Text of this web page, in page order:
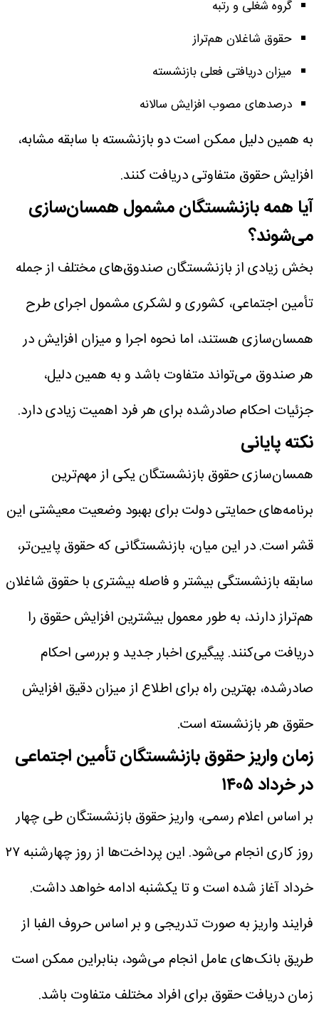
گروه شغلی و رتبه
حقوق شاغلان هم‌تراز
میزان دریافتی فعلی بازنشسته
درصدهای مصوب افزایش سالانه
به همین دلیل ممکن است دو بازنشسته با سابقه مشابه،
افزایش حقوق متفاوتی دریافت کنند.
آیا همه بازنشستگان مشمول همسان‌سازی
می‌شوند؟
بخش زیادی از بازنشستگان صندوق‌های مختلف از جمله
تأمین اجتماعی، کشوری و لشکری مشمول اجرای طرح
همسان‌سازی هستند، اما نحوه اجرا و میزان افزایش در
هر صندوق می‌تواند متفاوت باشد و به همین دلیل،
جزئیات احکام صادرشده برای هر فرد اهمیت زیادی دارد.
نکته پایانی
همسان‌سازی حقوق بازنشستگان یکی از مهم‌ترین
برنامه‌های حمایتی دولت برای بهبود وضعیت معیشتی این
قشر است. در این میان، بازنشستگانی که حقوق پایین‌تر،
سابقه بازنشستگی بیشتر و فاصله بیشتری با حقوق شاغلان
هم‌تراز دارند، به طور معمول بیشترین افزایش حقوق را
دریافت می‌کنند. پیگیری اخبار جدید و بررسی احکام
صادرشده، بهترین راه برای اطلاع از میزان دقیق افزایش
حقوق هر بازنشسته است.
زمان واریز حقوق بازنشستگان تأمین اجتماعی
در خرداد ۱۴۰۵
بر اساس اعلام رسمی، واریز حقوق بازنشستگان طی چهار
روز کاری انجام می‌شود. این پرداخت‌ها از روز چهارشنبه ۲۷
خرداد آغاز شده است و تا یکشنبه ادامه خواهد داشت.
فرایند واریز به صورت تدریجی و بر اساس حروف الفبا از
طریق بانک‌های عامل انجام می‌شود، بنابراین ممکن است
زمان دریافت حقوق برای افراد مختلف متفاوت باشد.